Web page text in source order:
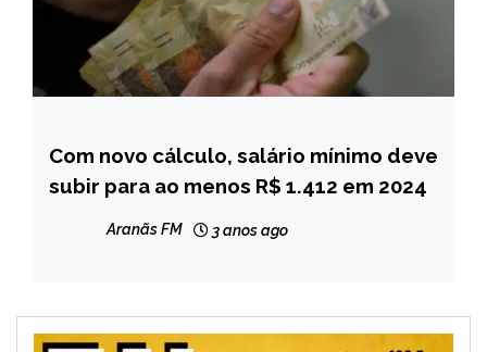
BRASIL
CAPELINHA
Com novo cálculo, salário mínimo deve
subir para ao menos R$ 1.412 em 2024
Aranãs FM 3 anos ago